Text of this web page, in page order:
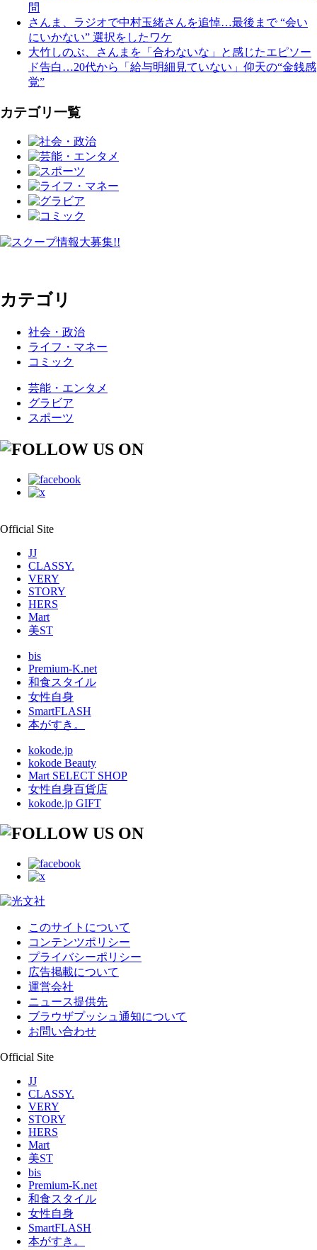
問
さんま、ラジオで中村玉緒さんを追悼…最後まで “会い
にいかない” 選択をしたワケ
大竹しのぶ、さんまを「合わないな」と感じたエピソー
ド告白…20代から「給与明細見ていない」仰天の“金銭感
覚”
カテゴリ一覧
カテゴリ
社会・政治
ライフ・マネー
コミック
芸能・エンタメ
グラビア
スポーツ
Official Site
JJ
CLASSY.
VERY
STORY
HERS
Mart
美ST
bis
Premium-K.net
和食スタイル
女性自身
SmartFLASH
本がすき。
kokode.jp
kokode Beauty
Mart SELECT SHOP
女性自身百貨店
kokode.jp GIFT
このサイトについて
コンテンツポリシー
プライバシーポリシー
広告掲載について
運営会社
ニュース提供先
ブラウザプッシュ通知について
お問い合わせ
Official Site
JJ
CLASSY.
VERY
STORY
HERS
Mart
美ST
bis
Premium-K.net
和食スタイル
女性自身
SmartFLASH
本がすき。